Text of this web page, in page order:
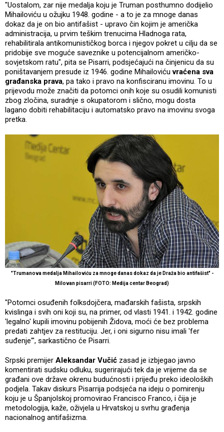
"Uostalom, zar nije medalja koju je Truman posthumno dodijelio
Mihailoviću u ožujku 1948. godine - a to je za mnoge danas
dokaz da je on bio antifašist - upravo čin kojim je američka
administracija, u prvim teškim trenucima Hladnoga rata,
rehabilitirala antikomunističkog borca i njegov pokret u cilju da se
pridobije sve moguće saveznike u potencijalnom američko-
sovjetskom ratu", pita se Pisarri, podsjećajući na činjenicu da su
poništavanjem presude iz 1946. godine Mihailovićuvraćena sva
građanska prava, pa tako i pravo na konfisciranu imovinu. To u
prijevodu može značiti da potomci onih koje su osudili komunisti
zbog zločina, suradnje s okupatorom i slično, mogu dosta
lagano dobiti rehabilitaciju i automatsko pravo na imovinu svoga
pretka.
"Trumanova medalja Mihailoviću za mnoge danas dokaz da je Draža bio antifašist" -
Milovan pisarri (FOTO: Medija centar Beograd)
"Potomci osuđenih folksdojčera, mađarskih fašista, srpskih
kvislinga i svih oni koji su, na primer, od vlasti 1941. i 1942. godine
'legalno' kupili imovinu pobijenih Židova, moći će bez problema
predati zahtjev za restituciju. Jer, i oni sigurno nisu imali 'fer
suđenje'", sarkastično će Pisarri.
Srpski premijer Aleksandar Vučić zasad je izbjegao javno
komentirati sudsku odluku, sugerirajući tek da je vrijeme da se
građani ove države okrenu budućnosti i prijeđu preko ideoloških
podjela. Takav diskurs Pisarrija podsjeća na ideju o pomirenju
koju je u Španjolskoj promovirao Francisco Franco, i čija je
metodologija, kaže, oživjela u Hrvatskoj u svrhu građenja
nacionalnog antifašizma.